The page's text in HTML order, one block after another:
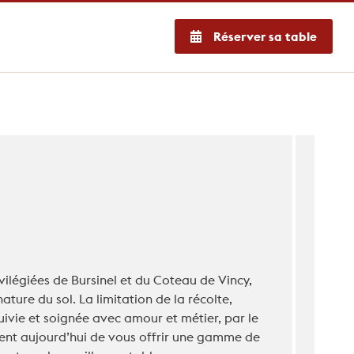
Réserver sa table
de Bursinel et du Coteau de Vincy,
du sol. La limitation de la récolte,
et soignée avec amour et métier, par le
aujourd’hui de vous offrir une gamme de